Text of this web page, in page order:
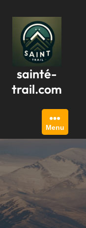
contenu
sainté-
trail.com
Menu